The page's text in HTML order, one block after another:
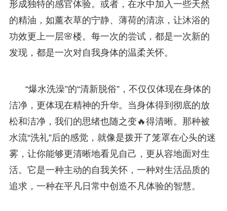
形成独特的感官体验。或者，在水中加入一些天然
的精油，如薰衣草的宁静、薄荷的清凉，让沐浴的
功效更上一层🌸楼。每一次的尝试，都是一次新的
发现，都是一次对自我身体的温柔关怀。
“爆水洗澡”的“清新脱俗”，不仅仅体现在身体的
洁净，更体现在精神的升华。当身体得到彻底的放
松和洁净，我们的思绪也随之变🔥得清晰。那种被
水流“洗礼”后的感觉，就像是拨开了笼罩在心头的迷
雾，让你能够更清晰地看见自己，更从容地面对生
活。它是一种主动的自我关怀，一种对生活品质的
追求，一种在平凡日常中创造不凡体验的智慧。